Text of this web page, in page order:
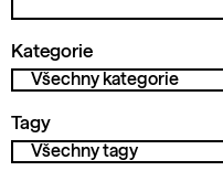
Kategorie
Tagy